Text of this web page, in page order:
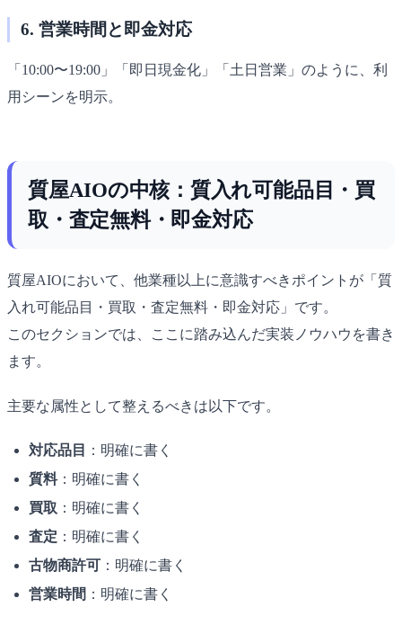
6. 営業時間と即金対応
「10:00〜19:00」「即日現金化」「土日営業」のように、利
用シーンを明示。
質屋AIOの中核：質入れ可能品目・買
取・査定無料・即金対応
質屋AIOにおいて、他業種以上に意識すべきポイントが「質
入れ可能品目・買取・査定無料・即金対応」です。
このセクションでは、ここに踏み込んだ実装ノウハウを書き
ます。
主要な属性として整えるべきは以下です。
対応品目
：明確に書く
質料：明確に書く
買取 ：明確に書く
査定 ：明確に書く
古物商許可 ：明確に書く
営業時間 ：明確に書く